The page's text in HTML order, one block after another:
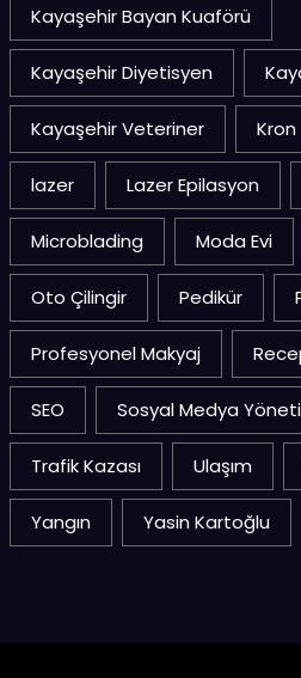
Kayaşehir Bayan Kuaförü
Kayaşehir Diyetisyen
Kayaşehir Veteriner Kron
lazer Lazer Epilasyon
Microblading Moda Evi
Oto Çilingir Pedikür
Profesyonel Makyaj
SEO Sosyal Medya
Trafik Kazası Ulaşım
Yangın Yasin Kartoğlu